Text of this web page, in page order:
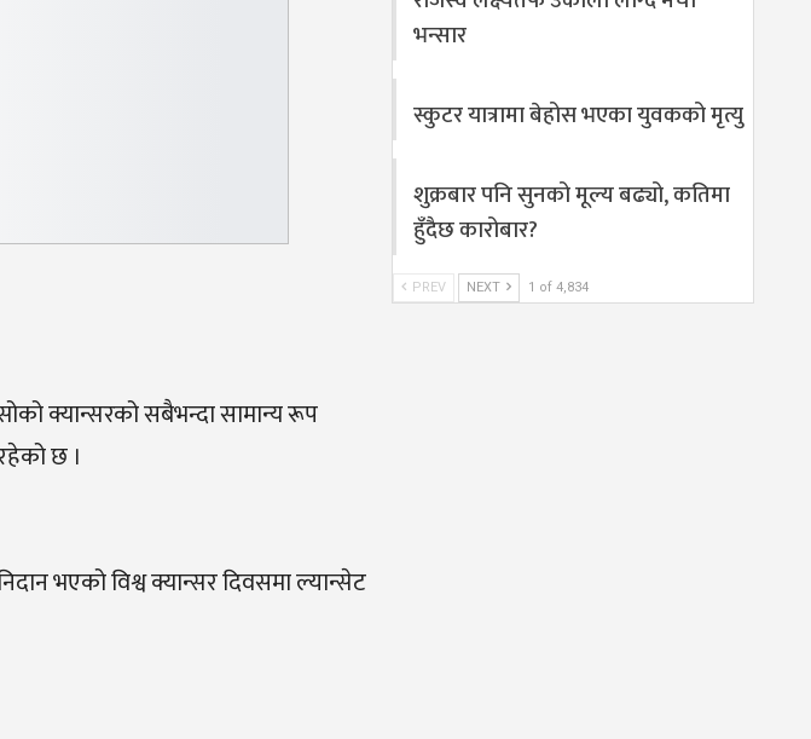
क्यान्सरको सबैभन्दा सामान्य रूप
छ ।
भएको विश्व क्यान्सर दिवसमा ल्यान्सेट
भन्सार
स्कुटर यात्रामा बेहोस भएका युवकको मृत्यु
शुक्रबार पनि सुनको मूल्य बढ्यो, कतिमा
हुँदैछ कारोबार?
PREV NEXT 1 of 4,834